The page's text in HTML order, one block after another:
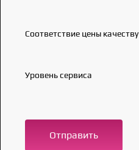
Соответствие цены качеству
Уровень сервиса
Отправить